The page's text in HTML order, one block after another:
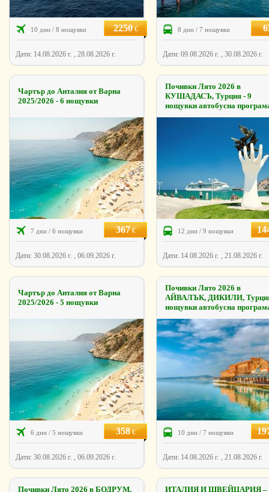
10 дни / 8 нощувки 2250€
Дати: 14.08.2026 г. , 28.08.2026 г.
8 дни / 7 нощувки
Дати: 09.08.2026 г. , 30.08.2026 г.
Чартър до Анталия от Варна
2025/2026 - 6 нощувки
7 дни / 6 нощувки 367€
Дати: 30.08.2026 г. , 06.09.2026 г.
Почивки Лято 2026 в
КУШАДАСЪ, Турция - 9
нощувки автобусна
12 дни / 9 нощувки
Дати: 14.08.2026 г. , 21.08.2026 г.
Чартър до Анталия от Варна
2025/2026 - 5 нощувки
6 дни / 5 нощувки 358€
Дати: 30.08.2026 г. , 06.09.2026 г.
Почивки Лято 2026 в
АЙВАЛЪК, ДИКИЛИ,
нощувки автобусна
10 дни / 7 нощувки
Дати: 14.08.2026 г. , 21.08.2026 г.
Почивки Лято 2026 в БОДРУМ, ИТАЛИЯ И ШВЕЙЦАРИЯ –